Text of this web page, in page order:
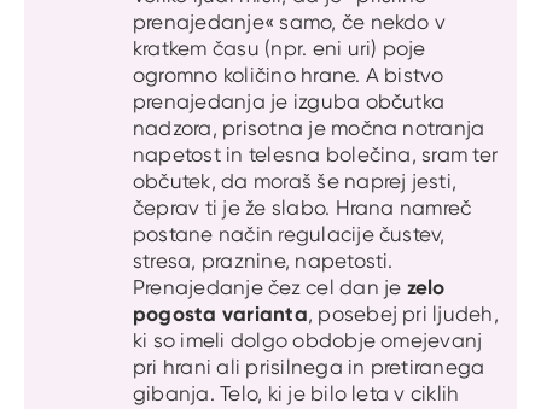
prenajedanje« samo, če nekdo v
kratkem času (npr. eni uri) poje
ogromno količino hrane. A bistvo
prenajedanja je izguba občutka
nadzora, prisotna je močna notranja
napetost in telesna bolečina, sram ter
občutek, da moraš še naprej jesti,
čeprav ti je že slabo. Hrana namreč
postane način regulacije čustev,
stresa, praznine, napetosti.
Prenajedanje čez cel dan je zelo
pogosta varianta, posebej pri ljudeh,
ki so imeli dolgo obdobje omejevanj
pri hrani ali prisilnega in pretiranega
gibanja. Telo, ki je bilo leta v ciklih